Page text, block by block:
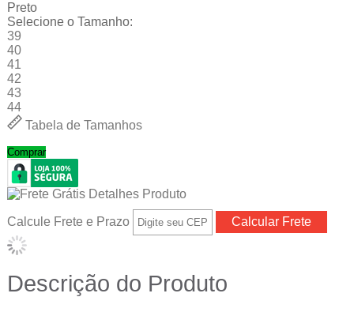
Preto
Selecione o Tamanho:
39
40
41
42
43
44
Tabela de Tamanhos
Comprar
Calcule Frete e Prazo
Descrição do Produto